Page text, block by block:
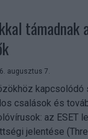
támadnak
augusztus 7.
kapcsolódó
csalások és
az ESET
jelentése